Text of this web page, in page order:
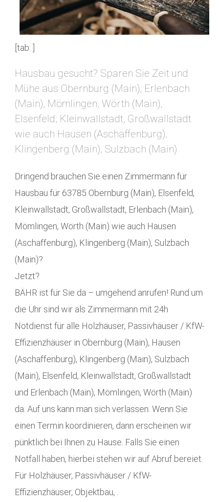
[tab: ]
Hausbau gesucht? Sparen Sie Zeit und
Mühe aus Obernburg (Main), Erlenbach
(Main), Mömlingen, Wörth (Main),
Elsenfeld, Kleinwallstadt, Großwallstadt
wie auch Hausen (Aschaffenburg),
Klingenberg (Main), Sulzbach (Main)
Dringend brauchen Sie einen Zimmermann für
Hausbau für 63785 Obernburg (Main), Elsenfeld,
Kleinwallstadt, Großwallstadt, Erlenbach (Main),
Mömlingen, Wörth (Main) wie auch Hausen
(Aschaffenburg), Klingenberg (Main), Sulzbach
(Main)?
Jetzt?
BÄHR ist für Sie da – umgehend anrufen! Rund um
die Uhr sind wir als Zimmermann mit 24h
Notdienst für alle Holzhäuser, Passivhäuser / KfW-
Effizienzhäuser in Obernburg (Main), Hausen
(Aschaffenburg), Klingenberg (Main), Sulzbach
(Main), Elsenfeld, Kleinwallstadt, Großwallstadt
und Erlenbach (Main), Mömlingen, Wörth (Main)
da. Auf uns kann man sich verlassen. Wenn Sie
einen Termin koordinieren, dann erscheinen wir
pünktlich bei Ihnen zu Hause. Falls Sie einen
Notfall haben, hierbei stehen wir auf Abruf bereiet.
Für Holzhäuser, Passivhäuser / KfW-
Effizienzhäuser, Objektbau, .